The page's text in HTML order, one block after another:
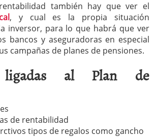
también hay que ver el
, y cual es la propia situación
inversor, para lo que habrá que ver
bancos y aseguradoras en especial
campañas de planes de pensiones.
ligadas al Plan de
de rentabilidad
tipos de regalos como gancho